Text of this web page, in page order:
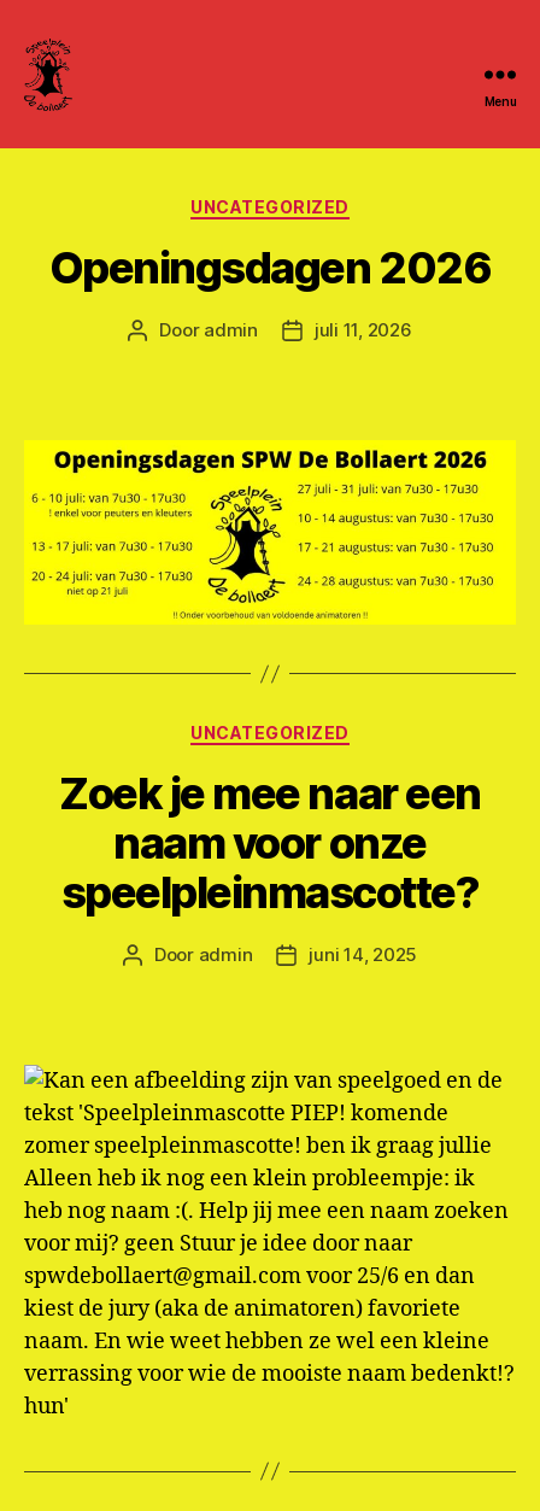
Menu
Categorieën
UNCATEGORIZED
Openingsdagen 2026
Berichtauteur
Door admin Berichtdatum
juli 11, 2026
Categorieën
UNCATEGORIZED
Zoek je mee naar een
naam voor onze
speelpleinmascotte?
Berichtauteur
Door admin Berichtdatum
juni 14, 2025